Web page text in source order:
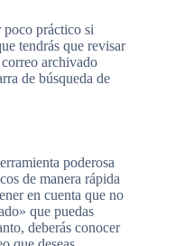
poco práctico si
tendrás que revisar
archivado
de búsqueda de
poderosa
de manera rápida
en cuenta que no
que puedas
deberás conocer